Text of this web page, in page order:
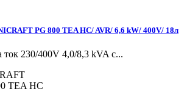
PG 800 TEA HC/ AVR/ 6,6 kW/ 400V/ 18л
ток 230/400V 4,0/8,3 kVA с...
TEA HC